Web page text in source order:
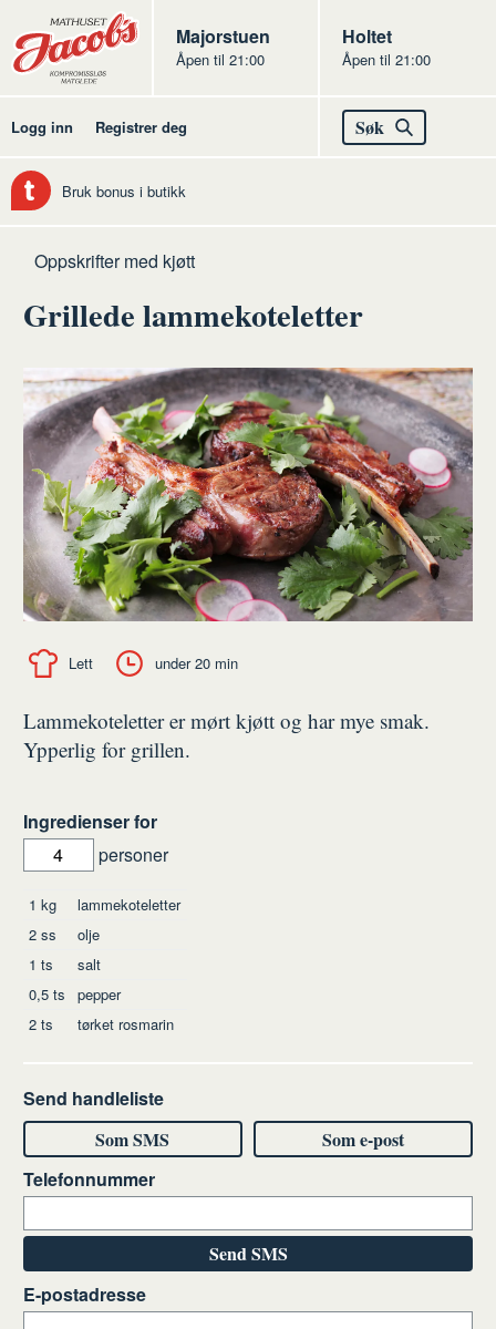
Butikker
Jacobs
Majorstuen
Åpen til 21:00
Jacobs
Holtet
Åpen til 21:00
Logg inn Registrer deg Søk
Bruk bonus i butikk
Hjem
Kjøtt
Oppskrifter med kjøtt
Grillede lammekoteletter
Lett under 20 min
Lammekoteletter er mørt kjøtt og har mye smak.
Ypperlig for grillen.
Ingredienser for
personer
Ingredienser
1 kg
lammekoteletter
2ss
olje
1 ts
salt
0,5ts
pepper
2ts tørket rosmarin
Send handleliste
Som SMS
Som e-post
Telefonnummer
Send SMS
E-postadresse